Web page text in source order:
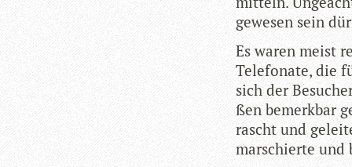
gewe­sen sein
Es waren meist
Tele­fo­nate, die
sich der
ßen bemerk­bar
rascht und
mar­schierte und